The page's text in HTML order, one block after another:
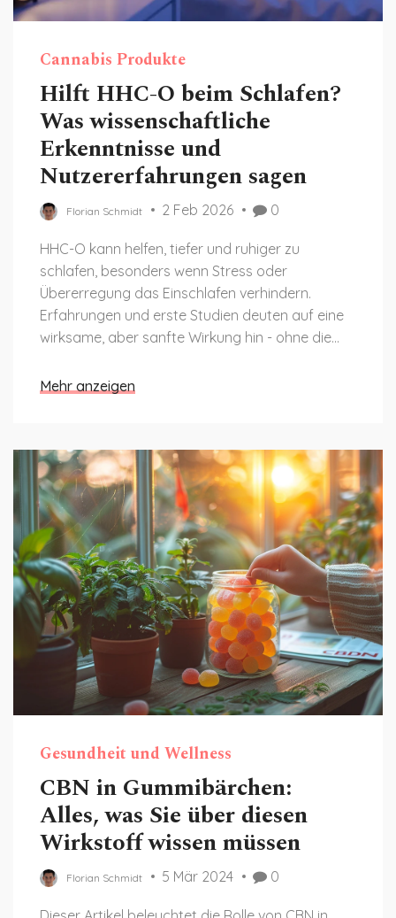
Cannabis Produkte
Hilft HHC-O beim Schlafen?
Was wissenschaftliche
Erkenntnisse und
Nutzererfahrungen sagen
Florian Schmidt 2 Feb 2026 0
HHC-O kann helfen, tiefer und ruhiger zu
schlafen, besonders wenn Stress oder
Übererregung das Einschlafen verhindern.
Erfahrungen und erste Studien deuten auf eine
wirksame, aber sanfte Wirkung hin - ohne die
Mehr anzeigen
Gesundheit und Wellness
CBN in Gummibärchen:
Alles, was Sie über diesen
Wirkstoff wissen müssen
Florian Schmidt 5 Mär 2024 0